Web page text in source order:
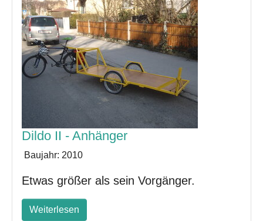
Dildo II - Anhänger
Baujahr: 2010
Etwas größer als sein Vorgänger.
Weiterlesen